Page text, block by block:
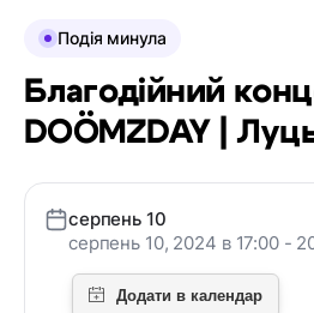
Подія минула
Благодійний
DOÖMZDAY |
серпень 10
серпень 10, 2024 в 17:00 -